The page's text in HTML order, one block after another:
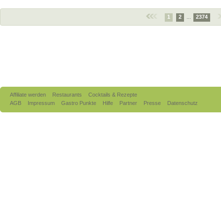
1 2 2374
Affiliate werden Restaurants
Cocktails & Rezepte
AGB
Impressum Gastro Punkte Hilfe Partner Presse Datenschutz